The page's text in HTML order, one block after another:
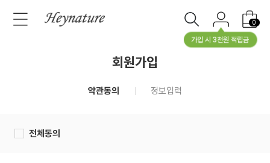
가입 시 3천원 적립금
0
회원가입
약관동의 정보입력
전체동의